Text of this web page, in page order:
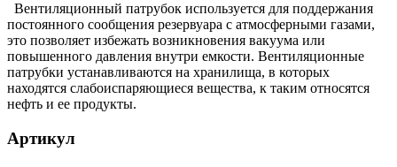
Вентиляционный патрубок используется для поддержания
постоянного сообщения резервуара с атмосферными газами,
это позволяет избежать возникновения вакуума или
повышенного давления внутри емкости. Вентиляционные
патрубки устанавливаются на хранилища, в которых
находятся слабоиспаряющиеся вещества, к таким относятся
нефть и ее продукты.
Артикул